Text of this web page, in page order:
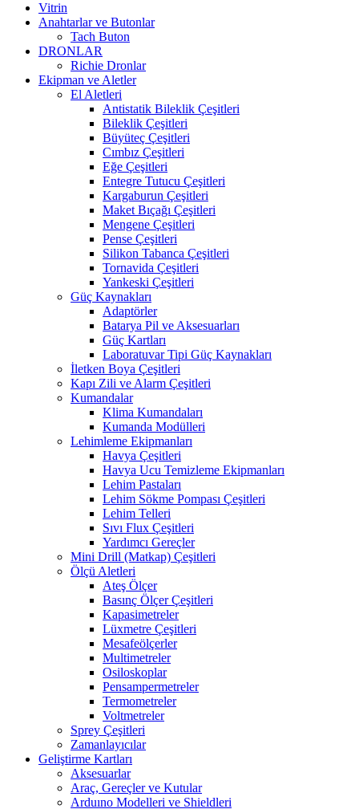
Vitrin
Anahtarlar ve Butonlar
Tach Buton
DRONLAR
Richie Dronlar
Ekipman ve Aletler
El Aletleri
Antistatik Bileklik Çeşitleri
Bileklik Çeşitleri
Büyüteç Çeşitleri
Cımbız Çeşitleri
Eğe Çeşitleri
Entegre Tutucu Çeşitleri
Kargaburun Çeşitleri
Maket Bıçağı Çeşitleri
Mengene Çeşitleri
Pense Çeşitleri
Silikon Tabanca Çeşitleri
Tornavida Çeşitleri
Yankeski Çeşitleri
Güç Kaynakları
Adaptörler
Batarya Pil ve Aksesuarları
Güç Kartları
Laboratuvar Tipi Güç Kaynakları
İletken Boya Çeşitleri
Kapı Zili ve Alarm Çeşitleri
Kumandalar
Klima Kumandaları
Kumanda Modülleri
Lehimleme Ekipmanları
Havya Çeşitleri
Havya Ucu Temizleme Ekipmanları
Lehim Pastaları
Lehim Sökme Pompası Çeşitleri
Lehim Telleri
Sıvı Flux Çeşitleri
Yardımcı Gereçler
Mini Drill (Matkap) Çeşitleri
Ölçü Aletleri
Ateş Ölçer
Basınç Ölçer Çeşitleri
Kapasimetreler
Lüxmetre Çeşitleri
Mesafeölçerler
Multimetreler
Osiloskoplar
Pensampermetreler
Termometreler
Voltmetreler
Sprey Çeşitleri
Zamanlayıcılar
Geliştirme Kartları
Aksesuarlar
Araç, Gereçler ve Kutular
Arduıno Modelleri ve Shieldleri